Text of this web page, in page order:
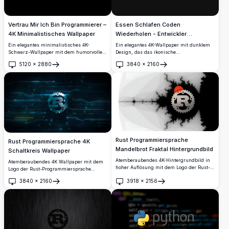
Vertrau Mir Ich Bin Programmierer –
4K Minimalistisches Wallpaper
Ein elegantes minimalistisches 4K-
Schwarz-Wallpaper mit dem humorvollen
und einer ikonischen Brille mit HTML-
Code-Tags. Perfekt für Entwickler, Coder
und Technikbegeisterte, die einen
sauberen, markanten Desktop-Stil lieben.
5120 × 2880
Öffnen
Essen Schlafen Coden
Wiederholen - Entwickler
Wallpaper 4K
Ein elegantes 4K-Wallpaper mit dunklem
Design, das das ikonische
code(); repeat();' mit bunten Klammern
und minimalistischen Icons zeigt –
perfekt für Entwickler und Coding-
Enthusiasten, die Programmierung leben
3840 × 2160
Öffnen
Rust Programmiersprache 4K
Schaltkreis Wallpaper
Atemberaubendes 4K Wallpaper mit dem
Logo der Rust-Programmiersprache
Hintergrund mit leuchtenden Cyan-
Schaltkreislinien und grünen
3840 × 2160
Öffnen
Rust Programmiersprache
Mandelbrot Fraktal Hintergrundbild
Atemberaubendes 4K-Hintergrundbild in
hoher Auflösung mit dem Logo der Rust-
ikonischen Krabben-Maskottchen Ferris,
elegant platziert über einer
faszinierenden Mandelbrot-Fraktalmenge
in Schwarz-Weiß-Verlauf.
3918 × 2156
Öffnen